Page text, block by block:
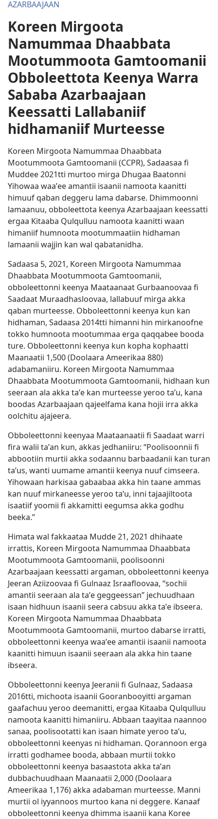
AZARBAAJAAN
Koreen Mirgoota
Namummaa Dhaabbata
Mootummoota Gamtoomanii
Obboleettota Keenya Warra
Sababa Azarbaajaan
Keessatti Lallabaniif
hidhamaniif Murteesse
Koreen Mirgoota Namummaa Dhaabbata
Mootummoota Gamtoomanii (CCPR), Sadaasaa fi
Muddee 2021​tti murtoo mirga Dhugaa Baatonni
Yihowaa waaʼee amantii isaanii namoota kaanitti
himuuf qaban deggeru lama dabarse. Dhimmoonni
lamaanuu, obboleettota keenya Azarbaajaan keessatti
ergaa Kitaaba Qulqulluu namoota kaanitti waan
himaniif humnoota mootummaatiin hidhaman
lamaanii wajjin kan wal qabatanidha.
Sadaasa 5, 2021, Koreen Mirgoota Namummaa
Dhaabbata Mootummoota Gamtoomanii,
obboleettonni keenya Maataanaat Gurbaanoovaa fi
Saadaat Muraadhasloovaa, lallabuuf mirga akka
qaban murteesse. Obboleettonni keenya kun kan
hidhaman, Sadaasa 2014​tti himanni hin mirkanoofne
tokko humnoota mootummaa erga qaqqabee booda
ture. Obboleettonni keenya kun kopha kophaatti
Maanaatii 1,500 (Doolaara Ameerikaa 880)
adabamaniiru. Koreen Mirgoota Namummaa
Dhaabbata Mootummoota Gamtoomanii, hidhaan kun
seeraan ala akka taʼe kan murteesse yeroo taʼu, kana
boodas Azarbaajaan qajeelfama kana hojii irra akka
oolchitu ajajeera.
Obboleettonni keenyaa Maataanaatii fi Saadaat warri
fira walii taʼan kun, akkas jedhaniiru: “Poolisoonnii fi
abbootiin murtii akka sodaannu barbaadanii kan turan
taʼus, wanti uumame amantii keenya nuuf cimseera.
Yihowaan harkisaa gabaabaa akka hin taane ammas
kan nuuf mirkaneesse yeroo taʼu, inni tajaajiltoota
isaatiif yoomii fi akkamitti eegumsa akka godhu
beeka.”
Himata wal fakkaataa Mudde 21, 2021 dhihaate
irrattis, Koreen Mirgoota Namummaa Dhaabbata
Mootummoota Gamtoomanii, poolisoonni
Azarbaajaan keessatti argaman, obboleettonni keenya
Jeeran Aziizoovaa fi Gulnaaz Israafloovaa, “sochii
amantii seeraan ala taʼe geggeessan” jechuudhaan
isaan hidhuun isaanii seera cabsuu akka taʼe ibseera.
Koreen Mirgoota Namummaa Dhaabbata
Mootummoota Gamtoomanii, murtoo dabarse irratti,
obboleettonni keenya waaʼee amantii isaanii namoota
kaanitti himuun isaanii seeraan ala akka hin taane
ibseera.
Obboleettonni keenya Jeeranii fi Gulnaaz, Sadaasa
2016​tti, michoota isaanii Gooranbooyitti argaman
gaafachuu yeroo deemanitti, ergaa Kitaaba Qulqulluu
namoota kaanitti himaniiru. Abbaan taayitaa naannoo
sanaa, poolisootatti kan isaan himate yeroo taʼu,
obboleettonni keenyas ni hidhaman. Qorannoon erga
irratti godhamee booda, abbaan murtii tokko
obboleettonni keenya basaastota akka taʼan
dubbachuudhaan Maanaatii 2,000 (Doolaara
Ameerikaa 1,176) akka adabaman murteesse. Manni
murtii ol iyyannoos murtoo kana ni deggere. Kanaaf
obboleettonni keenya dhimma isaanii kana Koree